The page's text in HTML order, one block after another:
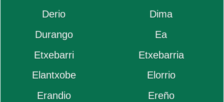
Derio
Dima
Durango
Ea
Etxebarri
Etxebarria
Elantxobe
Elorrio
Erandio
Ereño